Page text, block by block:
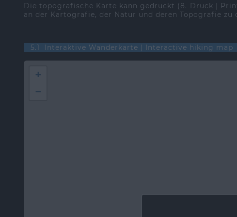
Die topografische Karte kann gedruckt (8. Druck |
an der Kartografie, der Natur und deren Topografie zu
5.1 Interaktive Wanderkarte | Interactive hiking map
+
−